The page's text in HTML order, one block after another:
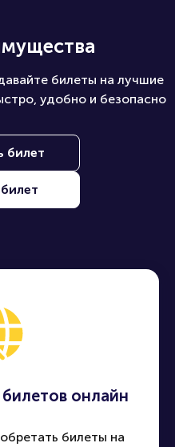
билеты на лучшие
удобно и безопасно
билет
онлайн
билеты на